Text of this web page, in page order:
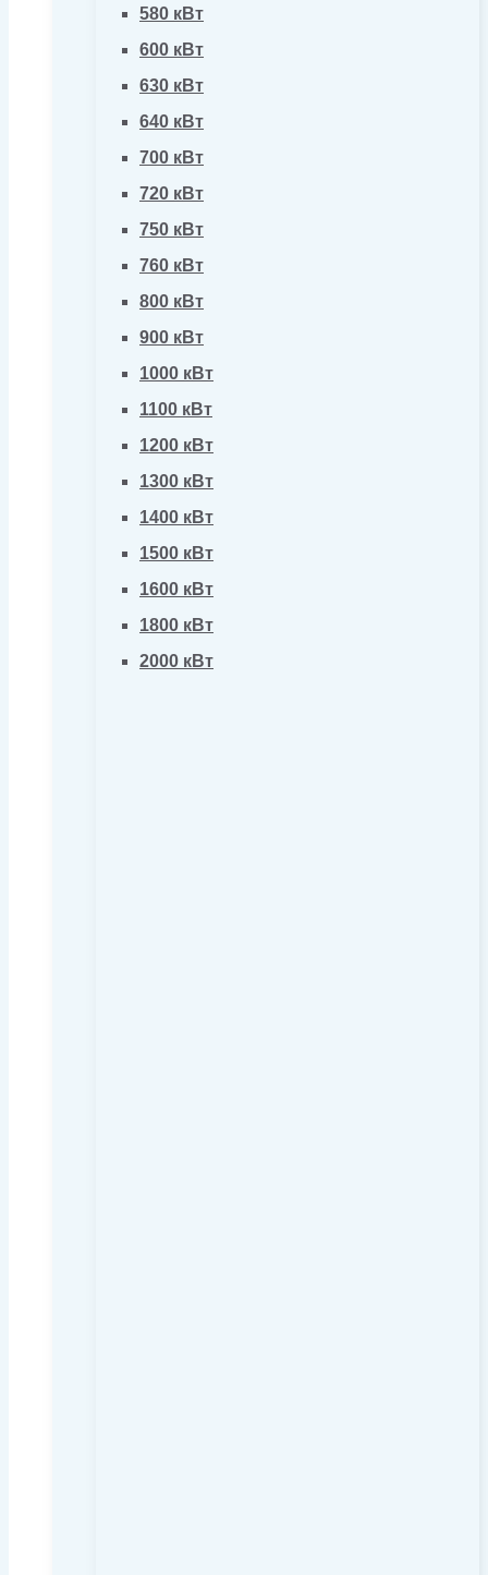
580 кВт
600 кВт
630 кВт
640 кВт
700 кВт
720 кВт
750 кВт
760 кВт
800 кВт
900 кВт
1000 кВт
1100 кВт
1200 кВт
1300 кВт
1400 кВт
1500 кВт
1600 кВт
1800 кВт
2000 кВт